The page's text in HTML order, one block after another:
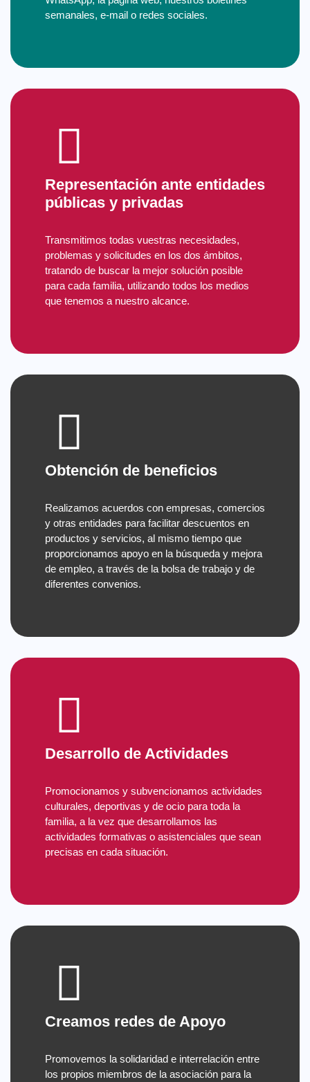
semanales, e-mail o redes sociales.
Representación ante entidades
públicas y privadas
Transmitimos todas vuestras necesidades,
problemas y solicitudes en los dos ámbitos,
tratando de buscar la mejor solución posible
para cada familia, utilizando todos los medios
que tenemos a nuestro alcance.
Obtención de beneficios
Realizamos acuerdos con empresas, comercios
y otras entidades para facilitar descuentos en
productos y servicios, al mismo tiempo que
proporcionamos apoyo en la búsqueda y mejora
de empleo, a través de la bolsa de trabajo y de
diferentes convenios.
Desarrollo de Actividades
Promocionamos y subvencionamos actividades
culturales, deportivas y de ocio para toda la
familia, a la vez que desarrollamos las
actividades formativas o asistenciales que sean
precisas en cada situación.
Creamos redes de Apoyo
Promovemos la solidaridad e interrelación entre
los propios miembros de la asociación para la